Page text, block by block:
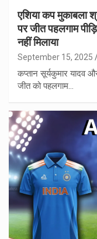
एशिया कप मुकाबला
पर जीत पहलगाम
नहीं मिलाया
September 15, 2025
कप्तान सूर्यकुमार यादव
जीत को पहलगाम…